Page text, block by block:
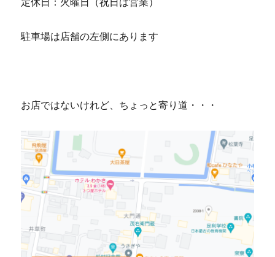
駐車場は店舗の左側にあります
お店ではないけれど、ちょっと寄り道・・・